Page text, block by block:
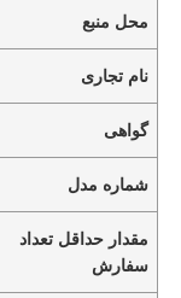
محل منبع
نام تجاری
گواهی
شماره مدل
مقدار حداقل تعداد
سفارش